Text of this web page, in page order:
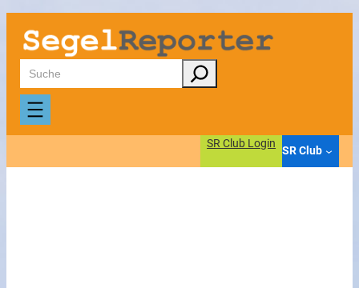
Zum
Inhalt
springen
Suchen
SR Club Login
SR Club